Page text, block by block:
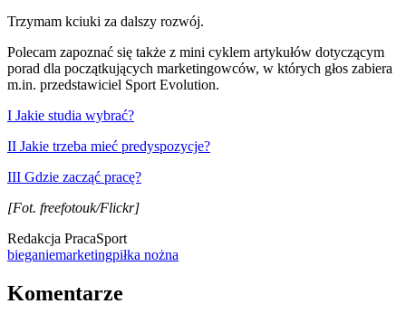
Trzymam kciuki za dalszy rozwój.
Polecam zapoznać się także z mini cyklem artykułów dotyczącym
porad dla początkujących marketingowców, w których głos zabiera
m.in. przedstawiciel Sport Evolution.
I Jakie studia wybrać?
II Jakie trzeba mieć predyspozycje?
III Gdzie zacząć pracę?
[Fot. freefotouk/Flickr]
Redakcja PracaSport
bieganiemarketingpiłka nożna
Komentarze